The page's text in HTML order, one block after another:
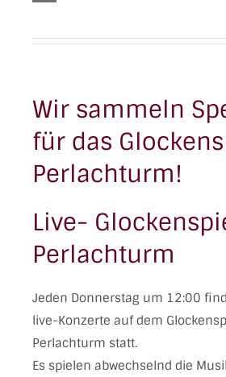
Wir sammeln
für das
Perlachturm!
Live-
Perlachturm
Jeden Donnerstag um 12:00
live-Konzerte auf dem
Perlachturm statt.
Es spielen abwechselnd die